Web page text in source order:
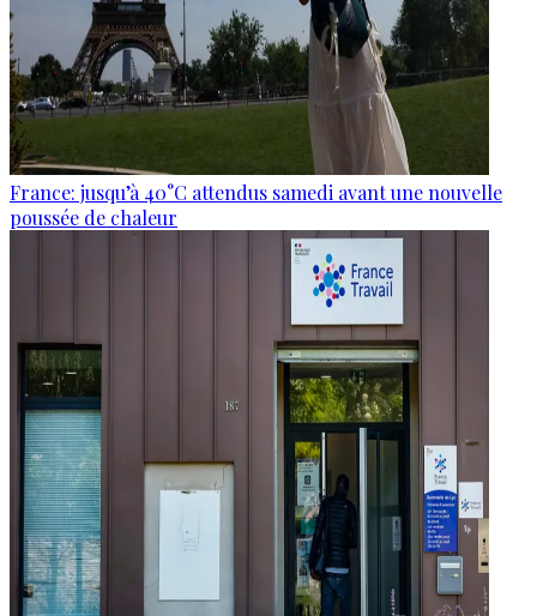
France: jusqu’à 40°C attendus samedi avant une nouvelle
poussée de chaleur